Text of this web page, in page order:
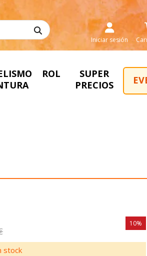
Iniciar sesión
ROL
SUPER
PRECIOS
10%
stock